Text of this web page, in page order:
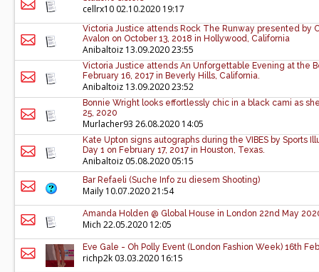
cellrx10 02.10.2020 19:17
Victoria Justice attends Rock The Runway presented by
Avalon on October 13, 2018 in Hollywood, California
Anibaltoiz 13.09.2020 23:55
Victoria Justice attends An Unforgettable Evening at the
February 16, 2017 in Beverly Hills, California.
Anibaltoiz 13.09.2020 23:52
Bonnie Wright looks effortlessly chic in a black cami as
25, 2020
Murlacher93 26.08.2020 14:05
Kate Upton signs autographs during the VIBES by Sports
Day 1 on February 17, 2017 in Houston, Texas.
Anibaltoiz 05.08.2020 05:15
Bar Refaeli (Suche Info zu diesem Shooting)
Maily 10.07.2020 21:54
Amanda Holden @ Global House in London 22nd May
Mich 22.05.2020 12:05
Eve Gale - Oh Polly Event (London Fashion Week) 16th
richp2k 03.03.2020 16:15